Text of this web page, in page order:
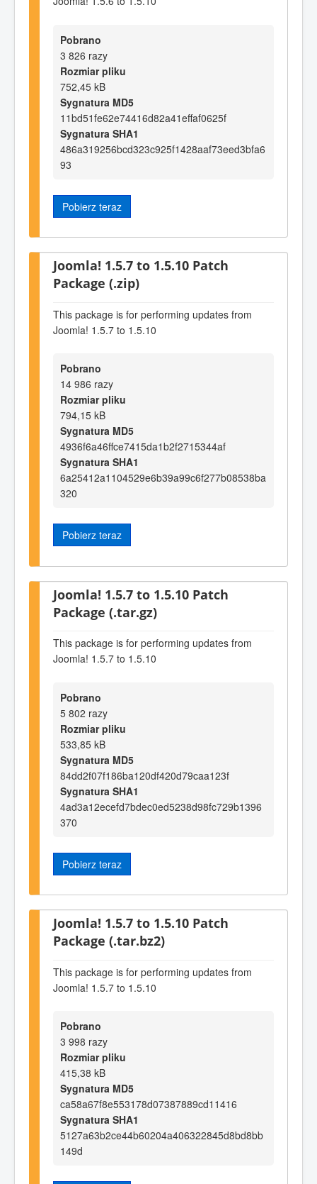
Pobrano
3 826 razy
Rozmiar pliku
752,45 kB
Sygnatura MD5
11bd51fe62e74416d82a41effaf0625f
Sygnatura SHA1
486a319256bcd323c925f1428aaf73eed3bfa6
93
Pobierz teraz
Joomla! 1.5.7 to 1.5.10 Patch
Package (.zip)
This package is for performing updates from
Joomla! 1.5.7 to 1.5.10
Pobrano
14 986 razy
Rozmiar pliku
794,15 kB
Sygnatura MD5
4936f6a46ffce7415da1b2f2715344af
Sygnatura SHA1
6a25412a1104529e6b39a99c6f277b08538ba
320
Pobierz teraz
Joomla! 1.5.7 to 1.5.10 Patch
Package (.tar.gz)
This package is for performing updates from
Joomla! 1.5.7 to 1.5.10
Pobrano
5 802 razy
Rozmiar pliku
533,85 kB
Sygnatura MD5
84dd2f07f186ba120df420d79caa123f
Sygnatura SHA1
4ad3a12ecefd7bdec0ed5238d98fc729b1396
370
Pobierz teraz
Joomla! 1.5.7 to 1.5.10 Patch
Package (.tar.bz2)
This package is for performing updates from
Joomla! 1.5.7 to 1.5.10
Pobrano
3 998 razy
Rozmiar pliku
415,38 kB
Sygnatura MD5
ca58a67f8e553178d07387889cd11416
Sygnatura SHA1
5127a63b2ce44b60204a406322845d8bd8bb
149d